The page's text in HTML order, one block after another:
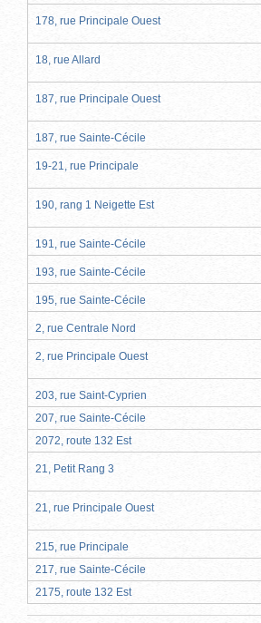
178, rue Principale Ouest
18, rue Allard
187, rue Principale Ouest
187, rue Sainte-Cécile
19-21, rue Principale
190, rang 1 Neigette Est
191, rue Sainte-Cécile
193, rue Sainte-Cécile
195, rue Sainte-Cécile
2, rue Centrale Nord
2, rue Principale Ouest
203, rue Saint-Cyprien
207, rue Sainte-Cécile
2072, route 132 Est
21, Petit Rang 3
21, rue Principale Ouest
215, rue Principale
217, rue Sainte-Cécile
2175, route 132 Est